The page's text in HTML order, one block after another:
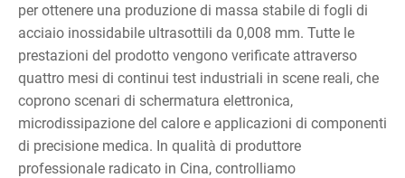
per ottenere una produzione di massa stabile di fogli di
acciaio inossidabile ultrasottili da 0,008 mm. Tutte le
prestazioni del prodotto vengono verificate attraverso
quattro mesi di continui test industriali in scene reali, che
coprono scenari di schermatura elettronica,
microdissipazione del calore e applicazioni di componenti
di precisione medica. In qualità di produttore
professionale radicato in Cina, controlliamo